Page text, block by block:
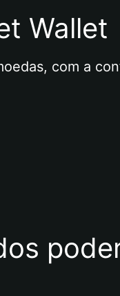
Wallet
com a